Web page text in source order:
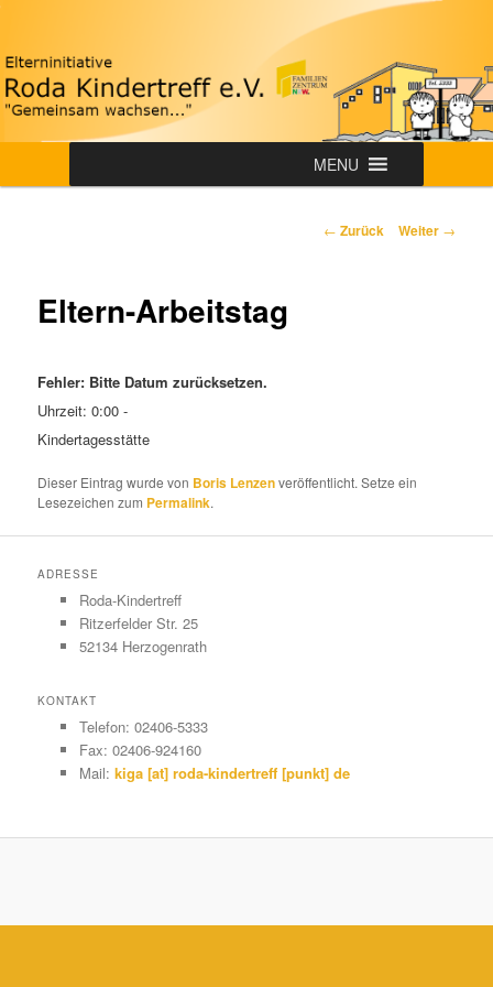
Zum
wechseln
Roda-Kindertreff e.V.
MENU
Beitrags-
← Zurück Weiter →
Eltern-Arbeitstag
Fehler: Bitte Datum zurücksetzen.
Uhrzeit:0:00 -
Kindertagesstätte
Dieser Eintrag wurde von Boris Lenzenveröffentlicht. Setze ein
Lesezeichen zum Permalink.
ADRESSE
Roda-Kindertreff
Ritzerfelder Str. 25
52134 Herzogenrath
KONTAKT
Telefon: 02406-5333
Fax: 02406-924160
Mail: kiga [at] roda-kindertreff [punkt] de